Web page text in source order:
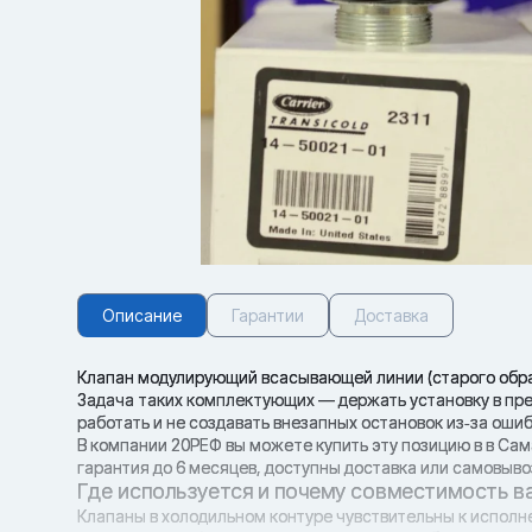
Описание Гарантии Доставка
Клапан модулирующий всасывающей линии (старого
Задача таких комплектующих — держать установку в
работать и не создавать внезапных остановок из‑за
В компании 20РЕФ вы можете купить эту позицию в в
гарантия до 6 месяцев, доступны доставка или
Где используется и почему совместимость
Клапаны в холодильном контуре чувствительны к